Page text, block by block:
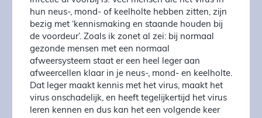
hun neus-, mond- of keelholte hebben zitten, zijn
bezig met ‘kennismaking en staande houden bij
de voordeur’. Zoals ik zonet al zei: bij normaal
gezonde mensen met een normaal
afweersysteem staat er een heel leger aan
afweercellen klaar in je neus-, mond- en keelholte.
Dat leger maakt kennis met het virus, maakt het
virus onschadelijk, en heeft tegelijkertijd het virus
leren kennen en dus kan het een volgende keer